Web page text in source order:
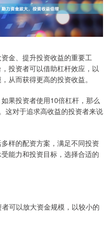
金、提升投资收益的重要工
投资者可以借助杠杆效应，以
从而获得更高的投资收益。
果投资者使用10倍杠杆，那么
这对于追求高收益的投资者来说
样的配资方案，满足不同投资
能力和投资目标，选择合适的
可以放大资金规模，以较小的